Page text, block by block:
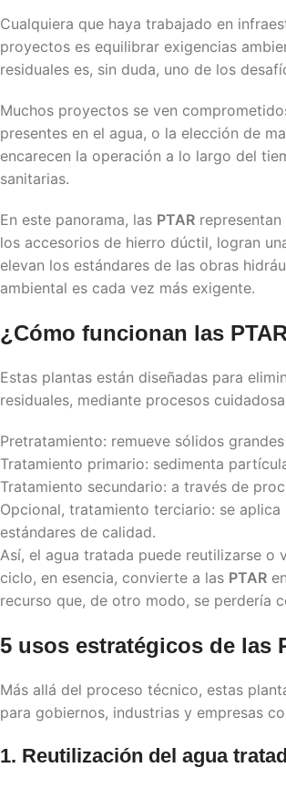
Cualquiera que haya trabajado en
proyectos es equilibrar exigencias
residuales es, sin duda, uno de los
Muchos proyectos se ven
presentes en el agua, o la elección de
encarecen la operación a lo largo del
sanitarias.
En este panorama, las PTAR
los accesorios de hierro dúctil, logran
elevan los estándares de las obras
ambiental es cada vez más exigente.
¿Cómo funcionan las PTAR
Estas plantas están diseñadas para
residuales, mediante procesos
Pretratamiento: remueve sólidos
Tratamiento primario: sedimenta
Tratamiento secundario: a través de
Opcional, tratamiento terciario: se
estándares de calidad.
Así, el agua tratada puede reutilizarse
ciclo, en esencia, convierte a las PTAR
recurso que, de otro modo, se perdería
5 usos estratégicos de las
Más allá del proceso técnico, estas
para gobiernos, industrias y empresas
1. Reutilización del agua